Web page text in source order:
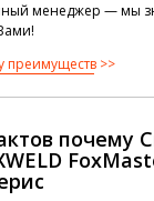
менеджер — мы
преимуществ
почему